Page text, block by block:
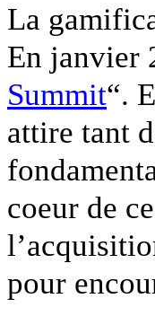
La
En janvier
Summit“.
attire tant
coeur de
pour